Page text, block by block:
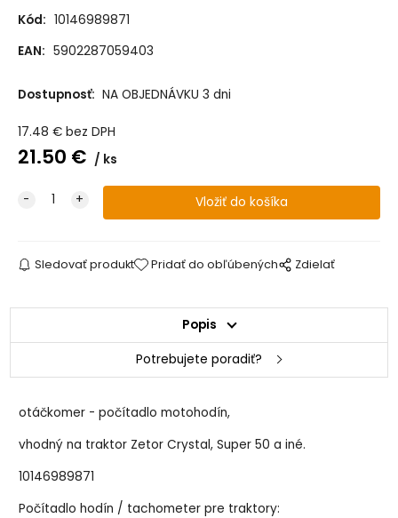
Kód: 10146989871
EAN: 5902287059403
Dostupnosť: NA OBJEDNÁVKU 3 dni
17.48 € bez DPH
21.50 € ks
Sledovať produkt Pridať do obľúbených Zdielať
Popis
Potrebujete poradiť?
otáčkomer - počítadlo motohodín,
vhodný na traktor Zetor Crystal, Super 50 a iné.
10146989871
Počítadlo hodín / tachometer pre traktory: